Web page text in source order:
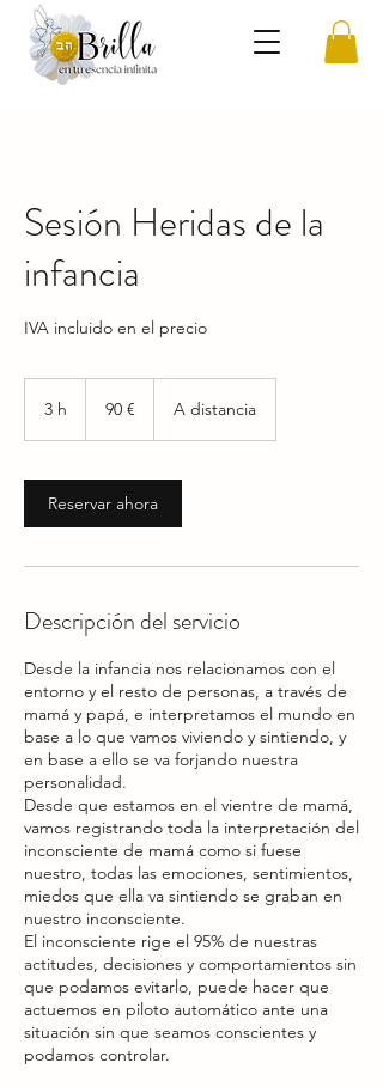
Sesión Heridas de la
infancia
IVA incluido en el precio
3 h 90 € A distancia
Reservar ahora
Descripción del servicio
Desde la infancia nos relacionamos con el
entorno y el resto de personas, a través de
mamá y papá, e interpretamos el mundo en
base a lo que vamos viviendo y sintiendo, y
en base a ello se va forjando nuestra
personalidad.
Desde que estamos en el vientre de mamá,
vamos registrando toda la interpretación del
inconsciente de mamá como si fuese
nuestro, todas las emociones, sentimientos,
miedos que ella va sintiendo se graban en
nuestro inconsciente.
El inconsciente rige el 95% de nuestras
actitudes, decisiones y comportamientos sin
que podamos evitarlo, puede hacer que
actuemos en piloto automático ante una
situación sin que seamos conscientes y
podamos controlar.